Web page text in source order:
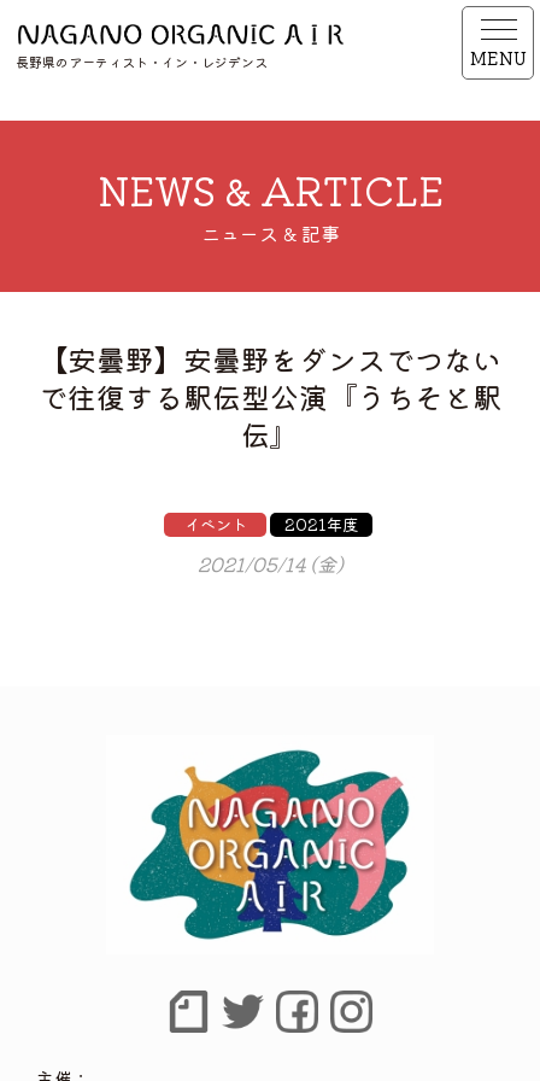
長野県のアーティスト・イン・レジデンス MENU
NEWS & ARTICLE
ニュース & 記事
【安曇野】安曇野をダンスでつない
で往復する駅伝型公演『うちそと駅
伝』
イベント 2021年度
2021/05/14 (金)